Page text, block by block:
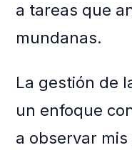
a tareas que
mundanas.
La gestión de
un enfoque
a observar